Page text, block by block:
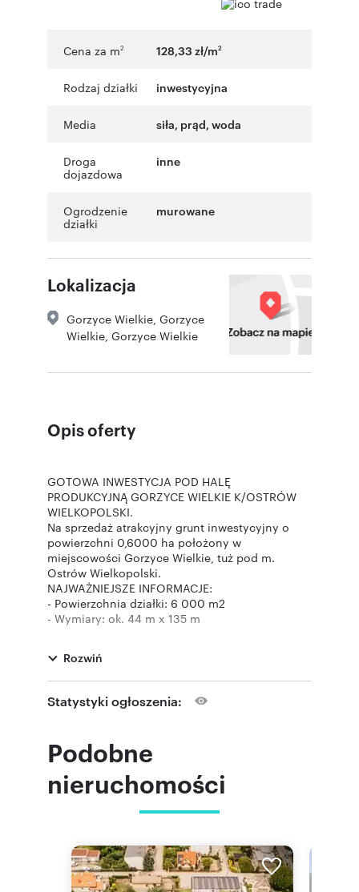
Cena za m2 128,33 zł/m2
Rodzaj działki inwestycyjna
Media siła, prąd, woda
Droga
dojazdowa
inne
Ogrodzenie
działki
murowane
Lokalizacja
Gorzyce Wielkie Gorzyce
Wielkie Gorzyce Wielkie
Opis oferty
GOTOWA INWESTYCJA POD HALĘ
PRODUKCYJNĄ GORZYCE WIELKIE K/OSTRÓW
WIELKOPOLSKI.
Na sprzedaż atrakcyjny grunt inwestycyjny o
powierzchni 0,6000 ha położony w
miejscowości Gorzyce Wielkie, tuż pod m.
Ostrów Wielkopolski.
NAJWAŻNIEJSZE INFORMACJE:
- Powierzchnia działki: 6 000 m2
- Wymiary: ok. 44 m x 135 m
betonowych
- Media w zasięgu: energia elektryczna,
wodociąg, kanalizacja deszczowa
- GOTOWY PROJEKT I POZWOLENIE NA
PRAWOMOCNE POZWOLENIE NA BUDOWĘ,
- budynek produkcyjny (hala stalowa -
- budynek socjalno-biurowy (murowany,
- wiatę magazynową.
- Łączna powierzchnia użytkowa obiektów: ok.
1455 m2
Rozwiń
Statystyki ogłoszenia:
Podobne
nieruchomości